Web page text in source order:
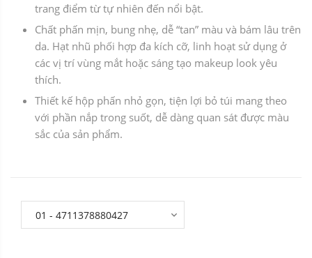
trang điểm từ tự nhiên đến nổi bật.
Chất phấn mịn, bung nhẹ, dễ “tan” màu và bám lâu trên
da. Hạt nhũ phối hợp đa kích cỡ, linh hoạt sử dụng ở
các vị trí vùng mắt hoặc sáng tạo makeup look yêu
thích.
Thiết kế hộp phấn nhỏ gọn, tiện lợi bỏ túi mang theo
với phần nắp trong suốt, dễ dàng quan sát được màu
sắc của sản phẩm.